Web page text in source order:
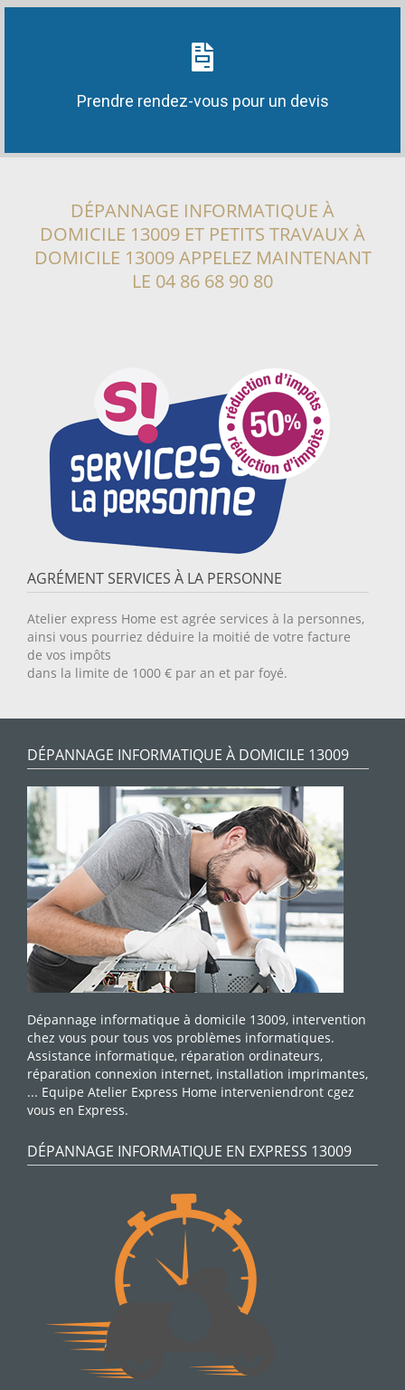
Prendre rendez-vous pour un devis
DÉPANNAGE INFORMATIQUE À
DOMICILE 13009 ET PETITS TRAVAUX À
DOMICILE 13009APPELEZ MAINTENANT
LE 04 86 68 90 80
AGRÉMENT SERVICES À LA PERSONNE
Atelier express Home est agrée services à la personnes,
ainsi vous pourriez déduire la moitié de votre facture
de vos impôts
dans la limite de 1000 € par an et par foyé.
DÉPANNAGE INFORMATIQUE À DOMICILE 13009
Dépannage informatique à domicile 13009, intervention
chez vous pour tous vos problèmes informatiques.
Assistance informatique, réparation ordinateurs,
réparation connexion internet, installation imprimantes,
... Equipe Atelier Express Home interveniendront cgez
vous en Express.
DÉPANNAGE INFORMATIQUE EN EXPRESS 13009